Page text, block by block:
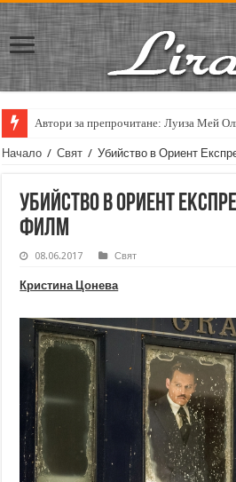
Автори за препрочитане: Луиза Мей
Начало / Свят / Убийство в Ориент
Убийство в Ориент
филм
08.06.2017 Свят
Кристина Цонева